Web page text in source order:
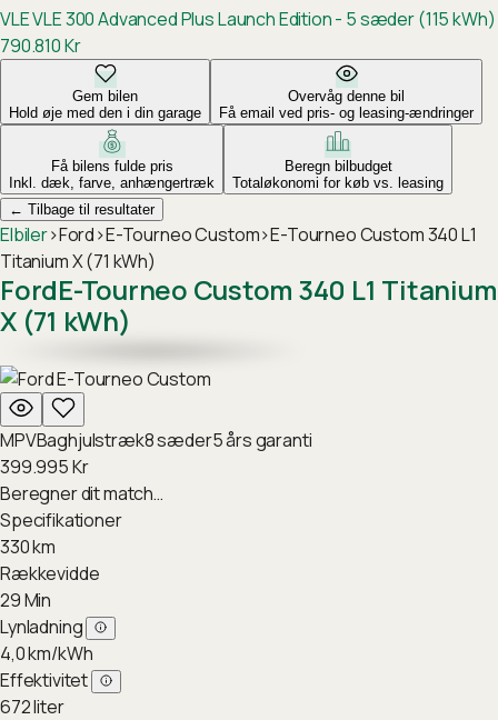
VLEVLE 300 Advanced Plus Launch Edition - 5 sæder (115 kWh)
790.810Kr
Gem bilen
Hold øje med den i din garage
Overvåg denne bil
Få email ved pris- og leasing-ændringer
Få bilens fulde pris
Inkl. dæk, farve, anhængertræk
Beregn bilbudget
Totaløkonomi for køb vs. leasing
← Tilbage til resultater
Elbiler›Ford›E-Tourneo Custom›E-Tourneo Custom 340 L1
Titanium X (71 kWh)
FordE-Tourneo Custom 340 L1 Titanium
X (71 kWh)
MPVBaghjulstræk8sæder5års garanti
399.995Kr
Beregner dit match…
Specifikationer
330km
Rækkevidde
29Min
Lynladning
4,0km/kWh
Effektivitet
672liter